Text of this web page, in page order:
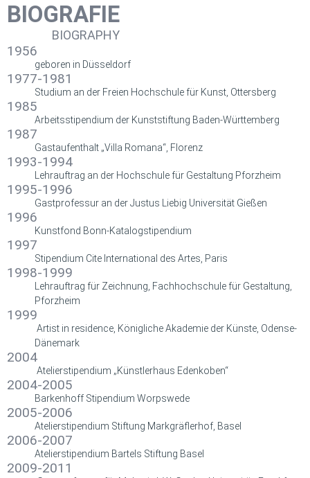
BIOGRAFIE
BIOGRAPHY
1956
geboren in Düsseldorf
1977-1981
Studium an der Freien Hochschule für Kunst, Ottersberg
1985
Arbeitsstipendium der Kunststiftung Baden-Württemberg
1987
Gastaufenthalt „Villa Romana“, Florenz
1993-1994
Lehrauftrag an der Hochschule für Gestaltung Pforzheim
1995-1996
Gastprofessur an der Justus Liebig Universität Gießen
1996
Kunstfond Bonn-Katalogstipendium
1997
Stipendium Cite International des Artes, Paris
1998-1999
Lehrauftrag für Zeichnung, Fachhochschule für Gestaltung,
Pforzheim
1999
Artist in residence, Königliche Akademie der Künste, Odense-
Dänemark
2004
Atelierstipendium „Künstlerhaus Edenkoben“
2004-2005
Barkenhoff Stipendium Worpswede
2005-2006
Atelierstipendium Stiftung Markgräflerhof, Basel
2006-2007
Atelierstipendium Bartels Stiftung Basel
2009-2011